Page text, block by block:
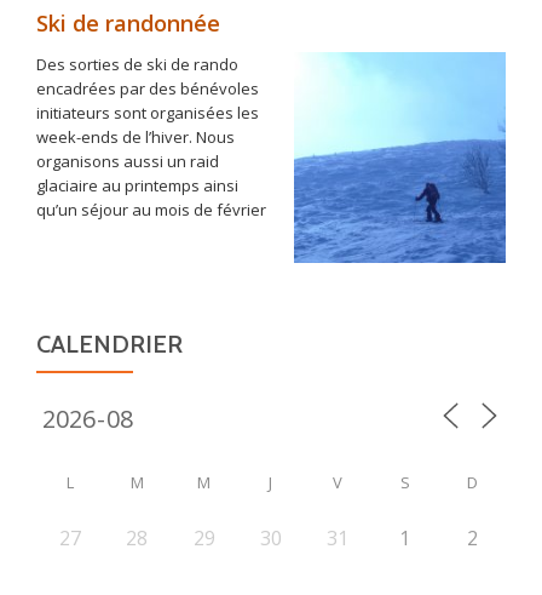
Ski de randonnée
Des sorties de ski de rando
encadrées par des bénévoles
initiateurs sont organisées les
week-ends de l’hiver. Nous
organisons aussi un raid
glaciaire au printemps ainsi
qu’un séjour au mois de février
CALENDRIER
L M M J V S D
27 28 29 30 31 1 2